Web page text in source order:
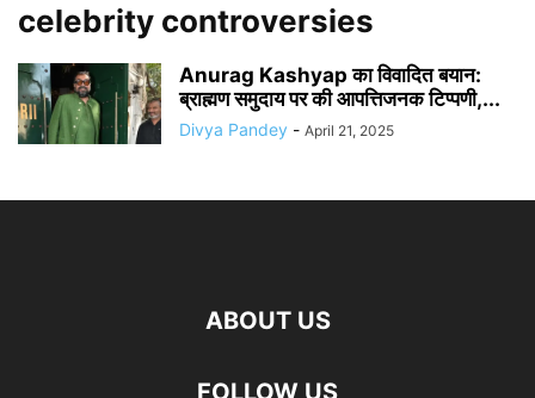
celebrity controversies
Anurag Kashyap का विवादित बयान:
ब्राह्मण समुदाय पर की आपत्तिजनक टिप्पणी,...
Divya Pandey - April 21, 2025
ABOUT US
FOLLOW US